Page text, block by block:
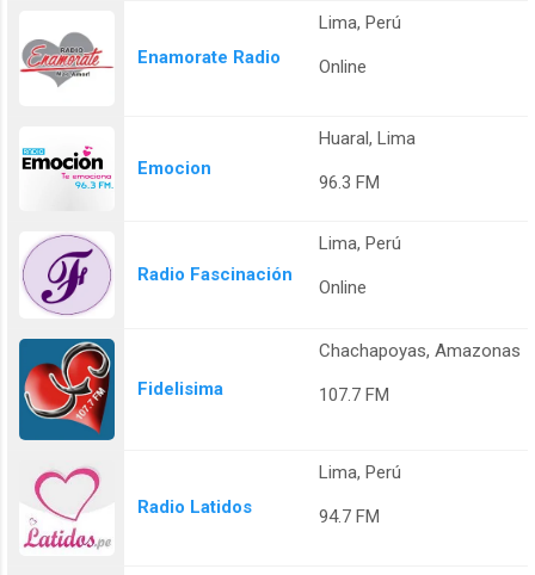
Enamorate Radio
Lima, Perú
Online
Emocion
Huaral, Lima
96.3 FM
Radio Fascinación
Lima, Perú
Online
Fidelisima
Chachapoyas, Amazonas
107.7 FM
Radio Latidos
Lima, Perú
94.7 FM